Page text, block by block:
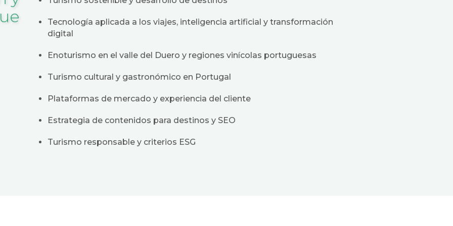
Tecnología aplicada a los viajes, inteligencia artificial y transformación
digital
Enoturismo en el valle del Duero y regiones vinícolas portuguesas
Turismo cultural y gastronómico en Portugal
Plataformas de mercado y experiencia del cliente
Estrategia de contenidos para destinos y SEO
Turismo responsable y criterios ESG